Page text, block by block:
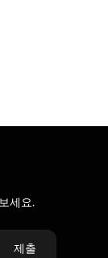
세요.
제출